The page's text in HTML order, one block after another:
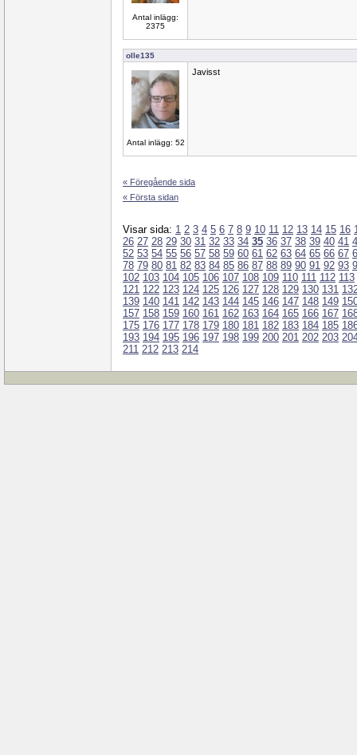
Antal inlägg:
2375
olle135
Antal inlägg: 52
Javisst
« Föregående sida
« Första sidan
Visar sida: 1 2 3 4 5 6 7 8 9 10 11 12 13 14 15 16
26 27 28 29 30 31 32 33 34 35 36 37 38 39 40 41
52 53 54 55 56 57 58 59 60 61 62 63 64 65 66 67
78 79 80 81 82 83 84 85 86 87 88 89 90 91 92 93
102 103 104 105 106 107 108 109 110 111 112 113
121 122 123 124 125 126 127 128 129 130 131
139 140 141 142 143 144 145 146 147 148 149
157 158 159 160 161 162 163 164 165 166 167
175 176 177 178 179 180 181 182 183 184 185
193 194 195 196 197 198 199 200 201 202 203
211 212 213 214